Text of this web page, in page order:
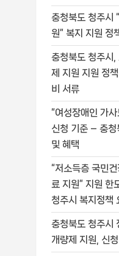
충청북도 청주시
원” 복지 지원 정
충청북도 청주시
제 지원 지원 정
비 서류
“여성장애인 가
신청 기준 – 충청
및 혜택
“저소득층 국민
료 지원” 지원 한
청주시 복지정책
충청북도 청주시
개량제 지원, 신